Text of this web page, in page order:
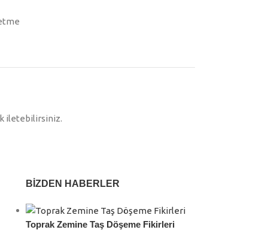
iletebilirsiniz.
BIZDEN HABERLER
Toprak Zemine Taş Döşeme Fikirleri